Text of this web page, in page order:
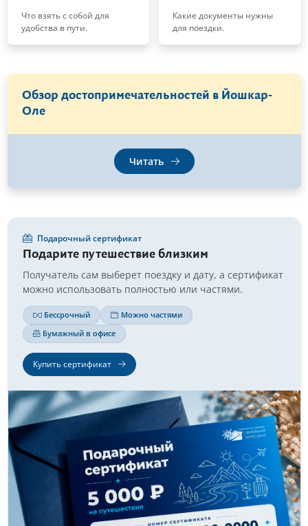
Что взять с собой для
удобства в пути.
Какие документы нужны
для поездки.
Обзор достопримечательностей в Йошкар-
Оле
Читать
Подарочный сертификат
Подарите путешествие близким
Получатель сам выберет поездку и дату, а сертификат
можно использовать полностью или частями.
Бессрочный
Можно частями
Бумажный в офисе
Купить сертификат